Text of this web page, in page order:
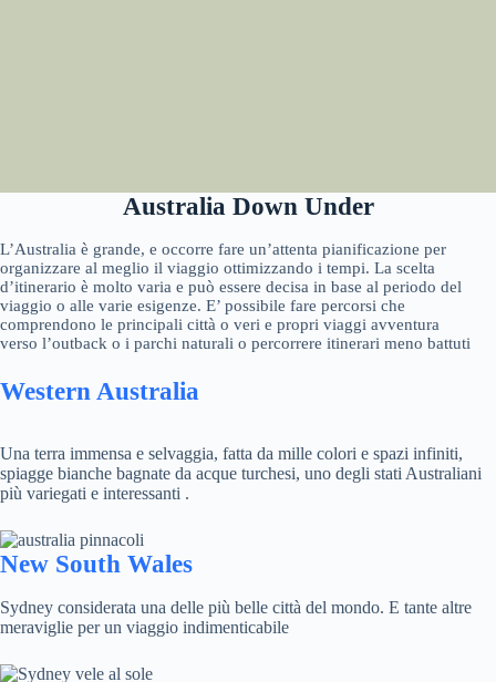
Australia Down Under
L’Australia è grande, e occorre fare un’attenta pianificazione per
organizzare al meglio il viaggio ottimizzando i tempi. La scelta
d’itinerario è molto varia e può essere decisa in base al periodo del
viaggio o alle varie esigenze. E’ possibile fare percorsi che
comprendono le principali città o veri e propri viaggi avventura
verso l’outback o i parchi naturali o percorrere itinerari meno battuti
Western Australia
Una terra immensa e selvaggia, fatta da mille colori e spazi infiniti,
spiagge bianche bagnate da acque turchesi, uno degli stati Australiani
più variegati e interessanti .
New South Wales
Sydney considerata una delle più belle città del mondo. E tante altre
meraviglie per un viaggio indimenticabile